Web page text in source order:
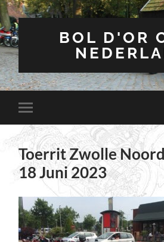
BOL D'OR
Toggle
mobiel
menu
Toerrit Zwolle Noord
18 Juni 2023